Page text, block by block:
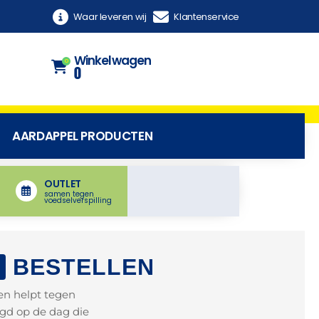
Waar leveren wij Klantenservice
0 Winkelwagen
0
AARDAPPEL PRODUCTEN
OUTLET
samen tegen
voedselverspilling
BESTELLEN
helpt tegen
op de dag die